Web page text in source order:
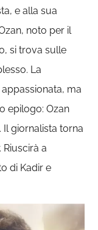
e alla sua
noto per il
si trova sulle
La
ma
epilogo: Ozan
Il giornalista torna
a
di Kadir e